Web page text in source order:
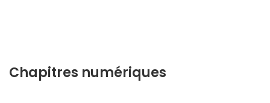
Chapitres numériques